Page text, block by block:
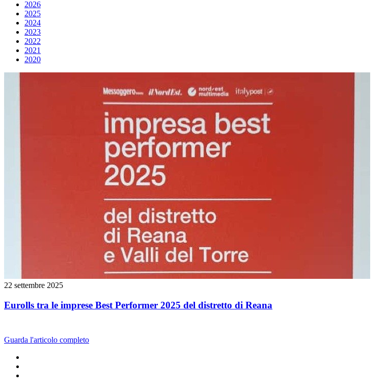
2026
2025
2024
2023
2022
2021
2020
22 settembre 2025
Eurolls tra le imprese Best Performer 2025 del distretto di Reana
Guarda l'articolo completo